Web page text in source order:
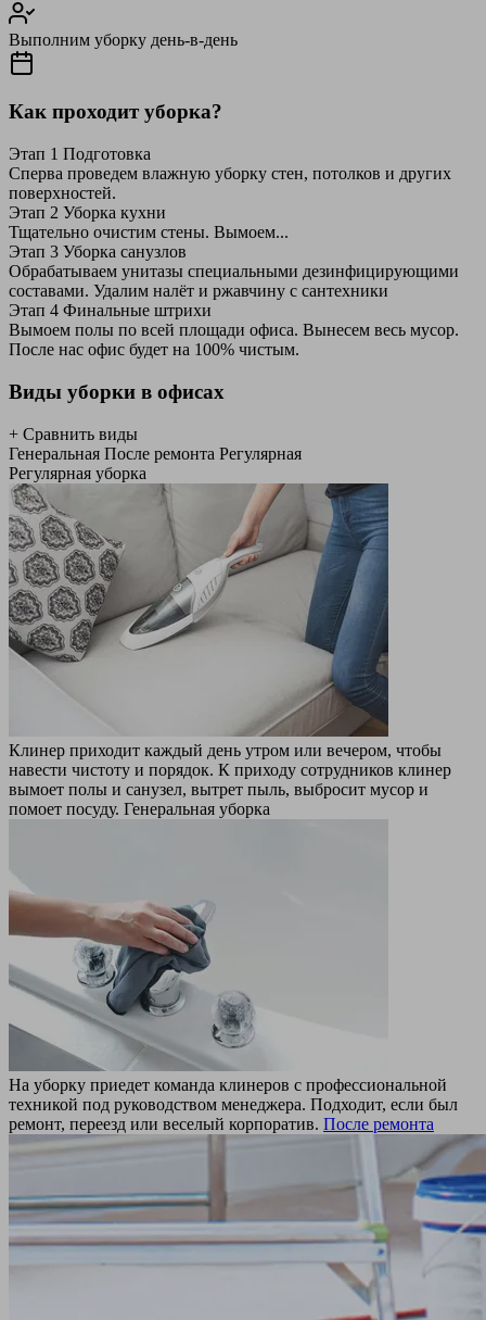
Выполним уборку день-в-день
Как проходит уборка?
Этап 1 Подготовка
Сперва проведем влажную уборку стен, потолков и других
поверхностей.
Этап 2 Уборка кухни
Тщательно очистим стены. Вымоем...
Этап 3 Уборка санузлов
Обрабатываем унитазы специальными дезинфицирующими
составами. Удалим налёт и ржавчину с сантехники
Этап 4 Финальные штрихи
Вымоем полы по всей площади офиса. Вынесем весь мусор.
После нас офис будет на 100% чистым.
Виды уборки в офисах
+ Сравнить виды
Генеральная После ремонта Регулярная
Регулярная уборка
Клинер приходит каждый день утром или вечером, чтобы
навести чистоту и порядок. К приходу сотрудников клинер
вымоет полы и санузел, вытрет пыль, выбросит мусор и
помоет посуду. Генеральная уборка
На уборку приедет команда клинеров с профессиональной
техникой под руководством менеджера. Подходит, если был
ремонт, переезд или веселый корпоратив. После ремонта